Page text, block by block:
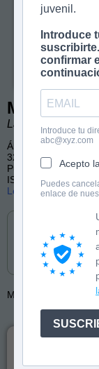
juvenil.
Introduce
confirmar
Introduce tu
abc@xyz.com
Acepto
Puedes
enlace de
Macaco se
Laura Vila.
Álbum ilustrado
32 páginas, color
Publicado por Lata
ISBN:
Lee las primeras
Más de:
Macaco se
su baño, su